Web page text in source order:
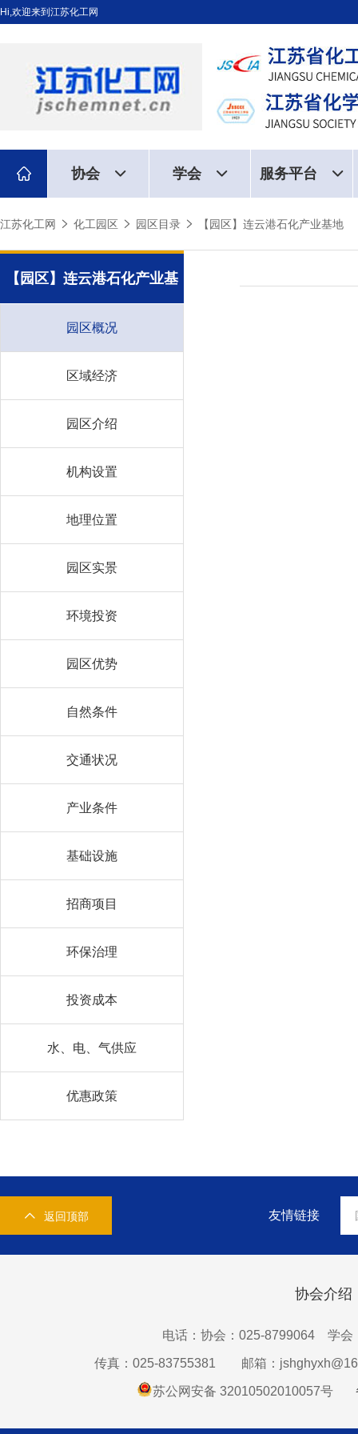
Hi,欢迎来到江苏化工网
协会 学会 服务平台
江苏化工网 化工园区 园区目录 【园区】连云港石化产业基地
【园区】连云港石化产业基
地
园区概况
区域经济
园区介绍
机构设置
地理位置
园区实景
环境投资
园区优势
自然条件
交通状况
产业条件
基础设施
招商项目
环保治理
投资成本
水、电、气供应
优惠政策
返回顶部 友情链接
协会介绍
电话：协会：025-8799064 学会
传真：025-83755381 邮箱：
苏公网安备 32010502010057号